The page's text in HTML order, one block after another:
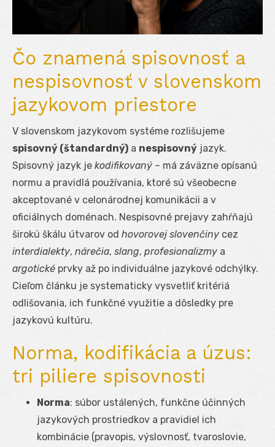
Čo znamená spisovnosť a
nespisovnosť v slovenskom
jazykovom priestore
V slovenskom jazykovom systéme rozlišujeme
spisovný (štandardný) a nespisovný jazyk.
Spisovný jazyk je kodifikovaný – má záväzne opísanú
normu a pravidlá používania, ktoré sú všeobecne
akceptované v celonárodnej komunikácii a v
oficiálnych doménach. Nespisovné prejavy zahŕňajú
širokú škálu útvarov od hovorovej slovenčiny cez
interdialekty, nárečia, slang, profesionalizmy a
argotické prvky až po individuálne jazykové odchýlky.
Cieľom článku je systematicky vysvetliť kritériá
odlišovania, ich funkčné využitie a dôsledky pre
jazykovú kultúru.
Norma, kodifikácia a úzus:
tri piliere spisovnosti
Norma: súbor ustálených, funkčne účinných
jazykových prostriedkov a pravidiel ich
kombinácie (pravopis, výslovnosť, tvaroslovie,